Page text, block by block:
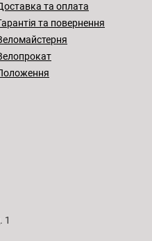
та оплата
та повернення
1